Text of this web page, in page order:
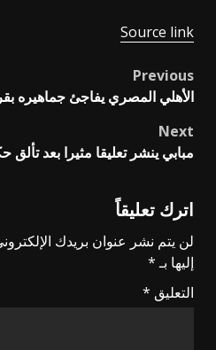
Source link
Post
navigation
Previous
الأهلي المصري يفاجئ جماهيره
Next
مبابي ينشر تعليقا مثيرا بعد
اترك تعليقاً
لن يتم نشر عنوان بريدك
إليها بـ*
التعليق *